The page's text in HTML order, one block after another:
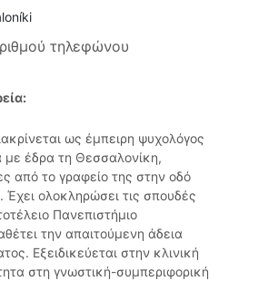
τηλεφώνου
ως έμπειρη ψυχολόγος
με έδρα τη Θεσσαλονίκη,
από το γραφείο της στην οδό
Έχει ολοκληρώσει τις σπουδές
Πανεπιστήμιο
την απαιτούμενη άδεια
Εξειδικεύεται στην κλινική
στη γνωστική-συμπεριφορική